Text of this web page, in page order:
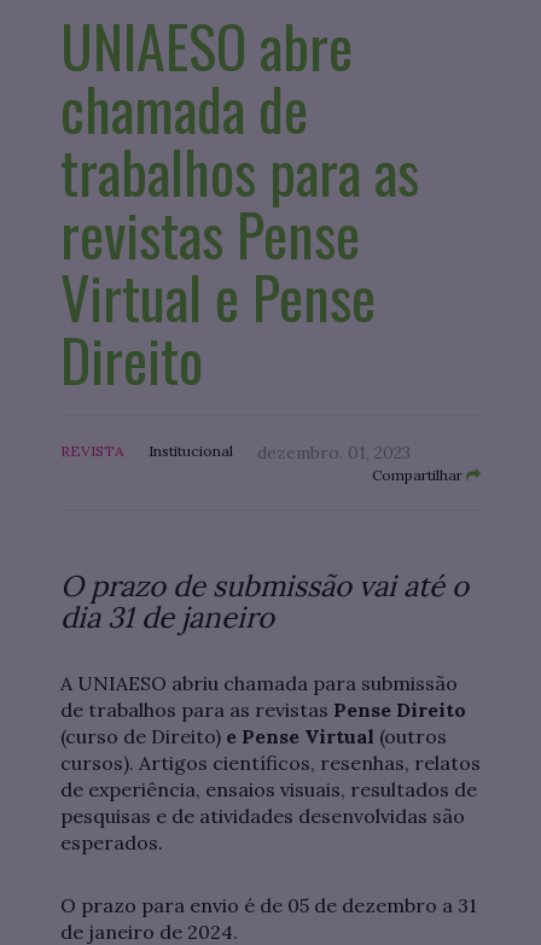
UNIAESO abre
chamada de
trabalhos para as
revistas Pense
Virtual e Pense
Direito
REVISTA Institucional dezembro. 01, 2023
Compartilhar
O prazo de submissão vai até o
dia 31 de janeiro
A UNIAESO abriu chamada para submissão
de trabalhos para as revistas Pense Direito
(curso de Direito) e Pense Virtual (outros
cursos). Artigos científicos, resenhas, relatos
de experiência, ensaios visuais, resultados de
pesquisas e de atividades desenvolvidas são
esperados.
O prazo para envio é de 05 de dezembro a 31
de janeiro de 2024.